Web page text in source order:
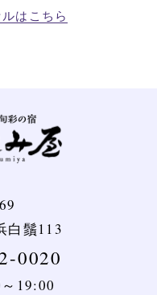
はこちら
白鬚113
0020
19:00